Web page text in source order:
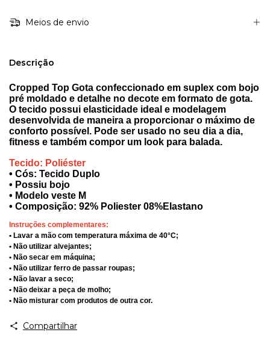
Meios de envio
Descrição
Cropped Top Gota confeccionado em suplex com bojo
pré moldado e detalhe no decote em formato de gota.
O tecido possui elasticidade ideal e modelagem
desenvolvida de maneira a proporcionar o máximo de
conforto possível. Pode ser usado no seu dia a dia,
fitness e também compor um look para balada.
Tecido: Poliéster
• Cós: Tecido Duplo
• Possiu bojo
• Modelo veste M
• Composição: 92% Poliester 08%Elastano
Instruções complementares:
• Lavar a mão com temperatura máxima de 40°C;
• Não utilizar alvejantes;
• Não secar em máquina;
• Não utilizar ferro de passar roupas;
• Não lavar a seco;
• Não deixar a peça de molho;
• Não misturar com produtos de outra cor.
Compartilhar